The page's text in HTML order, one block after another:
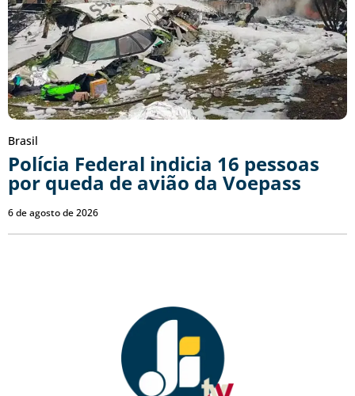
Brasil
Polícia Federal indicia 16 pessoas
por queda de avião da Voepass
6 de agosto de 2026